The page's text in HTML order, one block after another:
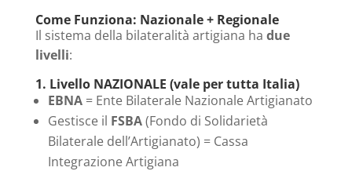
Come Funziona: Nazionale + Regionale
Il sistema della bilateralità artigiana ha due
livelli:
1. Livello NAZIONALE (vale per tutta Italia)
EBNA= Ente Bilaterale Nazionale Artigianato
Gestisce il FSBA(Fondo di Solidarietà
Bilaterale dell’Artigianato) = Cassa
Integrazione Artigiana